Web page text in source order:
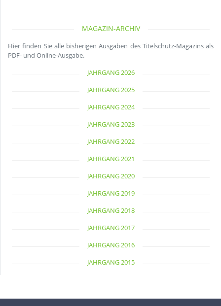
MAGAZIN-ARCHIV
Hier finden Sie alle bisherigen Ausgaben des Titelschutz-Magazins als
PDF- und Online-Ausgabe.
JAHRGANG 2026
JAHRGANG 2025
JAHRGANG 2024
JAHRGANG 2023
JAHRGANG 2022
JAHRGANG 2021
JAHRGANG 2020
JAHRGANG 2019
JAHRGANG 2018
JAHRGANG 2017
JAHRGANG 2016
JAHRGANG 2015